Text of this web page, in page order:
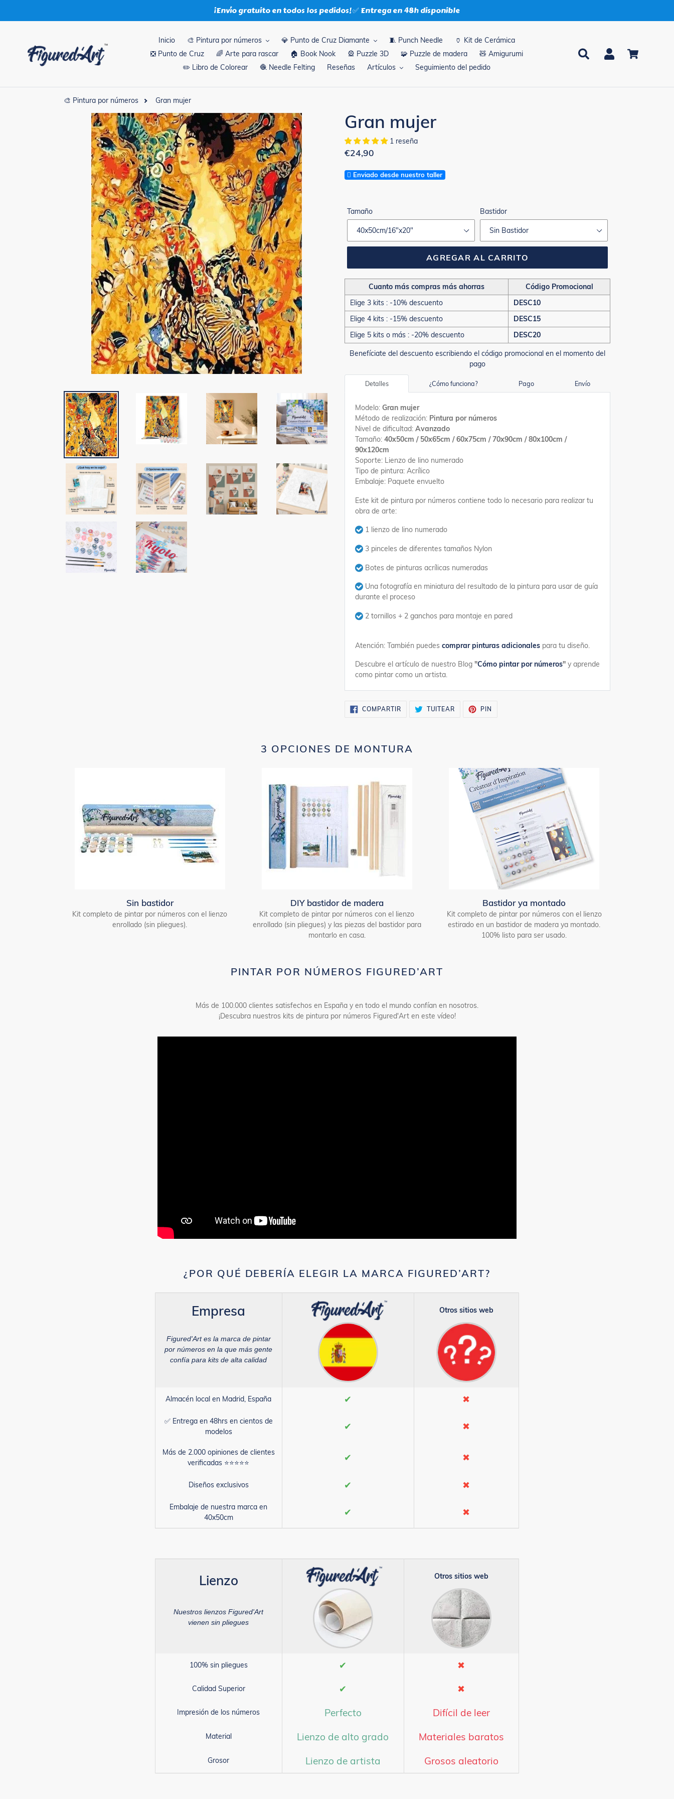
¡Envío gratuito en todos los pedidos! ✅ Entrega en 48h disponible
Inicio 🎨 Pintura por números 💎 Punto de Cruz Diamante 🧵 Punch Needle
🏺 Kit de Cerámica
❎ Punto de Cruz
🌈 Arte para rascar 🏠 Book Nook 🎡 Puzzle 3D 🧩 Puzzle de madera
🧸 Amigurumi
✏️ Libro de Colorear
🧶 Needle Felting Reseñas Artículos Seguimiento del pedido
Buscar Ingresar
🎨 Pintura por números Gran mujer
Gran mujer
1 reseña
Precio
€24,90
Enviado desde nuestro taller
Tamaño Bastidor
AGREGAR AL CARRITO
Cuanto más compras más ahorras
Código Promocional
Elige 3 kits : -10% descuento
DESC10
Elige 4 kits : -15% descuento
DESC15
Elige 5 kits o más : -20% descuento
DESC20
Benefíciate del descuento escribiendo el código promocional en el momento del
pago
Detalles ¿Cómo funciona? Pago Envío
Modelo: Gran mujer
Método de realización: Pintura por números
Nivel de dificultad: Avanzado
Tamaño: 40x50cm / 50x65cm / 60x75cm / 70x90cm / 80x100cm /
90x120cm
Soporte: Lienzo de lino numerado
Tipo de pintura: Acrílico
Embalaje: Paquete envuelto
Este kit de pintura por números contiene todo lo necesario para realizar tu
obra de arte:
1 lienzo de lino numerado
3 pinceles de diferentes tamaños Nylon
Botes de pinturas acrílicas numeradas
Una fotografía en miniatura del resultado de la pintura para usar de guía
durante el proceso
2 tornillos + 2 ganchos para montaje en pared
Atención: También puedes comprar pinturas adicionales para tu diseño.
Descubre el artículo de nuestro Blog "Cómo pintar por números" y aprende
como pintar como un artista.
COMPARTIRCOMPARTIR
EN
TUITEAR TUITEARPIN
3 OPCIONES DE MONTURA
Sin bastidor
Kit completo de pintar por números con el lienzo
enrollado (sin pliegues).
DIY bastidor de madera
Kit completo de pintar por números con el lienzo
enrollado (sin pliegues) y las piezas del bastidor para
montarlo en casa.
Bastidor ya montado
Kit completo de pintar por números con el lienzo
estirado en un bastidor de madera ya montado.
100% listo para ser usado.
PINTAR POR NÚMEROS FIGURED’ART
Más de 100.000 clientes satisfechos en España y en todo el mundo confían en nosotros.
¡Descubra nuestros kits de pintura por números Figured'Art en este vídeo!
¿POR QUÉ DEBERÍA ELEGIR LA MARCA FIGURED’ART?
Empresa Otros sitios web
Figured'Art es la marca de pintar
por números en la que más gente
confía para kits de alta calidad
Almacén local en Madrid, España ✔ ✖
✅ Entrega en 48hrs en cientos de
modelos
✔ ✖
Más de 2.000 opiniones de clientes
verificadas ⭐⭐⭐⭐⭐
✔ ✖
Diseños exclusivos ✔ ✖
Embalaje de nuestra marca en
40x50cm
✔ ✖
Lienzo Otros sitios web
Nuestros lienzos Figured'Art
vienen sin pliegues
100% sin pliegues ✔ ✖
Calidad Superior ✔ ✖
Impresión de los números Perfecto Difícil de leer
Material Lienzo de alto grado Materiales baratos
Grosor Lienzo de artista Grosos aleatorio